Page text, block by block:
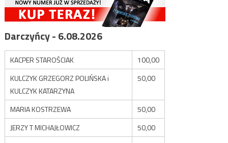
Darczyńcy - 6.08.2026
KACPER STAROŚCIAK
100,00
KULCZYK GRZEGORZ POLIŃSKA i
KULCZYK KATARZYNA
50,00
MARIA KOSTRZEWA
50,00
JERZY T MICHAJŁOWICZ
50,00